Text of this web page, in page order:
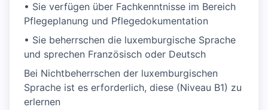
• Sie verfügen über Fachkenntnisse im Bereich
Pflegeplanung und Pflegedokumentation
• Sie beherrschen die luxemburgische Sprache
und sprechen Französisch oder Deutsch
Bei Nichtbeherrschen der luxemburgischen
Sprache ist es erforderlich, diese (Niveau B1) zu
erlernen